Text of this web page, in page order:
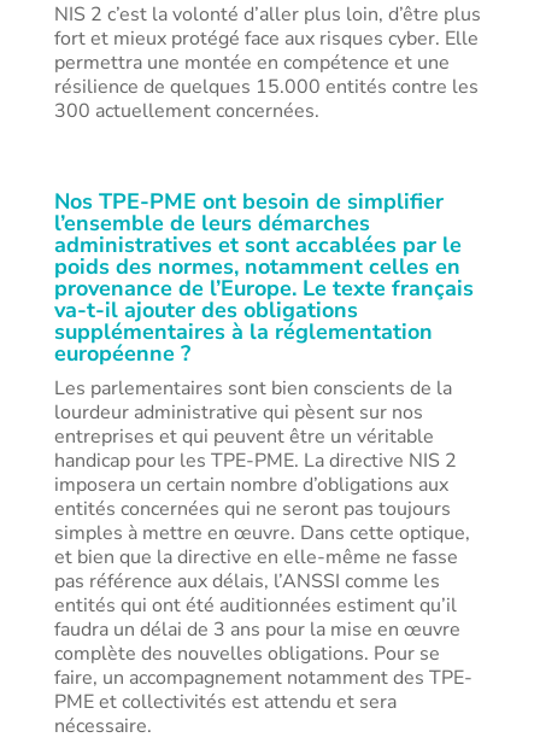
NIS 2 c’est la volonté d’aller plus loin, d’être plus
fort et mieux protégé face aux risques cyber. Elle
permettra une montée en compétence et une
résilience de quelques 15.000 entités contre les
300 actuellement concernées.
Nos TPE-PME ont besoin de simplifier
l’ensemble de leurs démarches
administratives et sont accablées par le
poids des normes, notamment celles en
provenance de l’Europe. Le texte français
va-t-il ajouter des obligations
supplémentaires à la réglementation
européenne ?
Les parlementaires sont bien conscients de la
lourdeur administrative qui pèsent sur nos
entreprises et qui peuvent être un véritable
handicap pour les TPE-PME. La directive NIS 2
imposera un certain nombre d’obligations aux
entités concernées qui ne seront pas toujours
simples à mettre en œuvre. Dans cette optique,
et bien que la directive en elle-même ne fasse
pas référence aux délais, l’ANSSI comme les
entités qui ont été auditionnées estiment qu’il
faudra un délai de 3 ans pour la mise en œuvre
complète des nouvelles obligations. Pour se
faire, un accompagnement notamment des TPE-
PME et collectivités est attendu et sera
nécessaire.